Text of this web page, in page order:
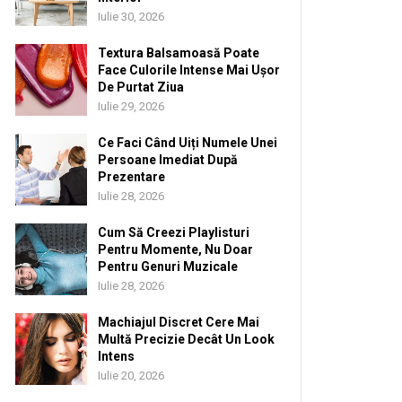
Iulie 30, 2026
Textura Balsamoasă Poate
Face Culorile Intense Mai Ușor
De Purtat Ziua
Iulie 29, 2026
Ce Faci Când Uiți Numele Unei
Persoane Imediat După
Prezentare
Iulie 28, 2026
Cum Să Creezi Playlisturi
Pentru Momente, Nu Doar
Pentru Genuri Muzicale
Iulie 28, 2026
Machiajul Discret Cere Mai
Multă Precizie Decât Un Look
Intens
Iulie 20, 2026